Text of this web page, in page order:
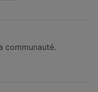
communauté.